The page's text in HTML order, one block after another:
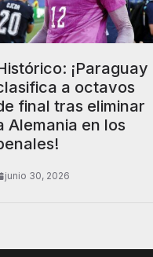
¡Paraguay
a octavos
final tras eliminar
Alemania en los
junio 30, 2026